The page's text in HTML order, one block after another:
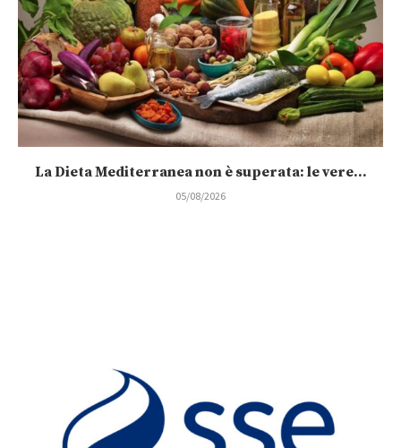
La Dieta Mediterranea non è superata: le vere...
05/08/2026